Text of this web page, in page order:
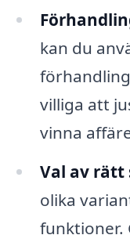
kan du
villiga att
vinna
Val av rätt
olika
funktioner.